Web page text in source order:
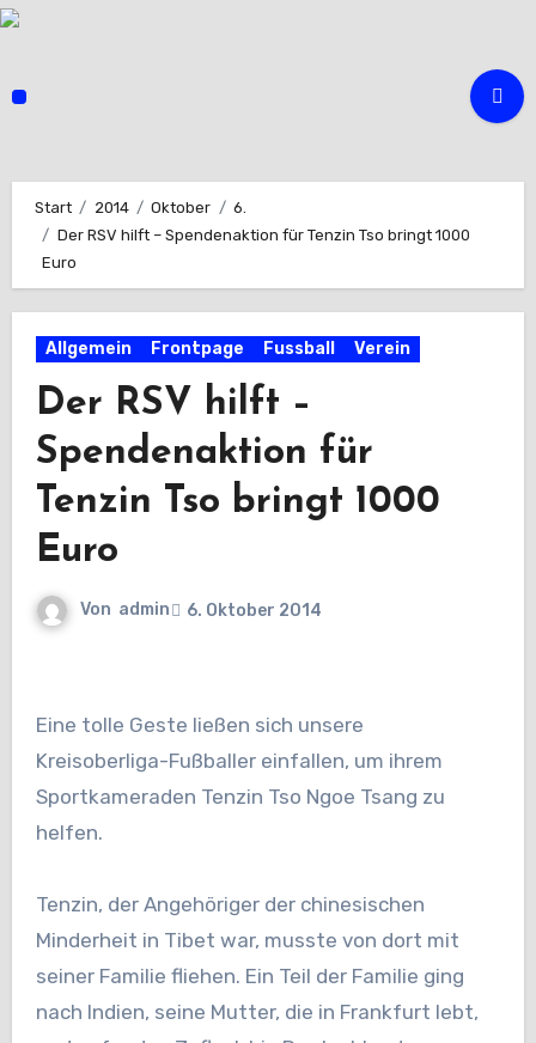
Zum
Start 2014 Oktober
6.
Der RSV hilft – Spendenaktion für Tenzin Tso bringt 1000
Euro
Allgemein Frontpage Fussball Verein
Der RSV hilft –
Spendenaktion für
Tenzin Tso bringt 1000
Euro
Von admin 6. Oktober 2014
Eine tolle Geste ließen sich unsere
Kreisoberliga-Fußballer einfallen, um ihrem
Sportkameraden Tenzin Tso Ngoe Tsang zu
helfen.
Tenzin, der Angehöriger der chinesischen
Minderheit in Tibet war, musste von dort mit
seiner Familie fliehen. Ein Teil der Familie ging
nach Indien, seine Mutter, die in Frankfurt lebt,